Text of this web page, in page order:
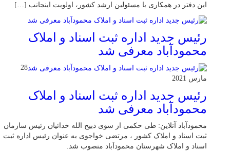
این دفتر در همکاری با مسئولین ارشد کشور، اولویت اینجانب […]
رئیس جدید اداره ثبت اسناد و املاک
محمودآباد معرفی شد
28
مارس 2021
رئیس جدید اداره ثبت اسناد و املاک
محمودآباد معرفی شد
محمودآباد آنلاین: طی حکمی از سوی ذبیح الله خدائیان رئیس سازمان
ثبت اسناد و املاک کشور ، مرتضی خواجوی به عنوان رئیس اداره ثبت
اسناد و املاک شهرستان محمودآباد منصوب شد.